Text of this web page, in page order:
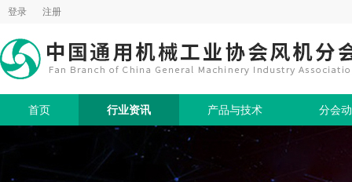
登录 注册
首页 行业资讯 产品与技术 分会